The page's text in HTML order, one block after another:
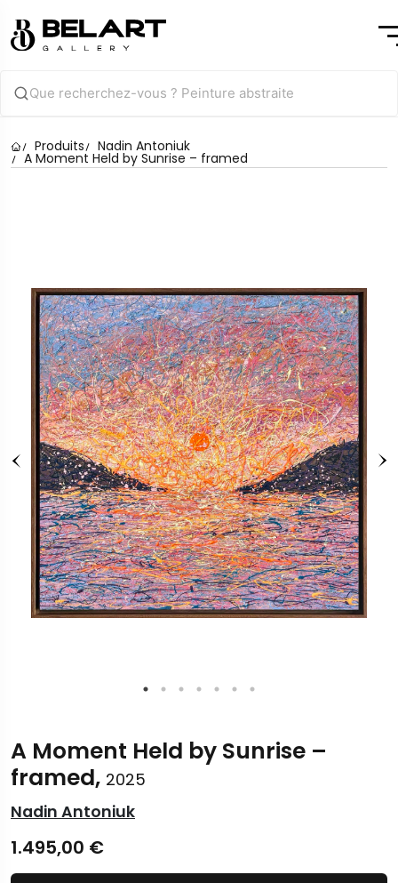
Produits Nadin Antoniuk
A Moment Held by Sunrise – framed
A Moment Held by Sunrise –
framed, 2025
Nadin Antoniuk
1.495,00 €